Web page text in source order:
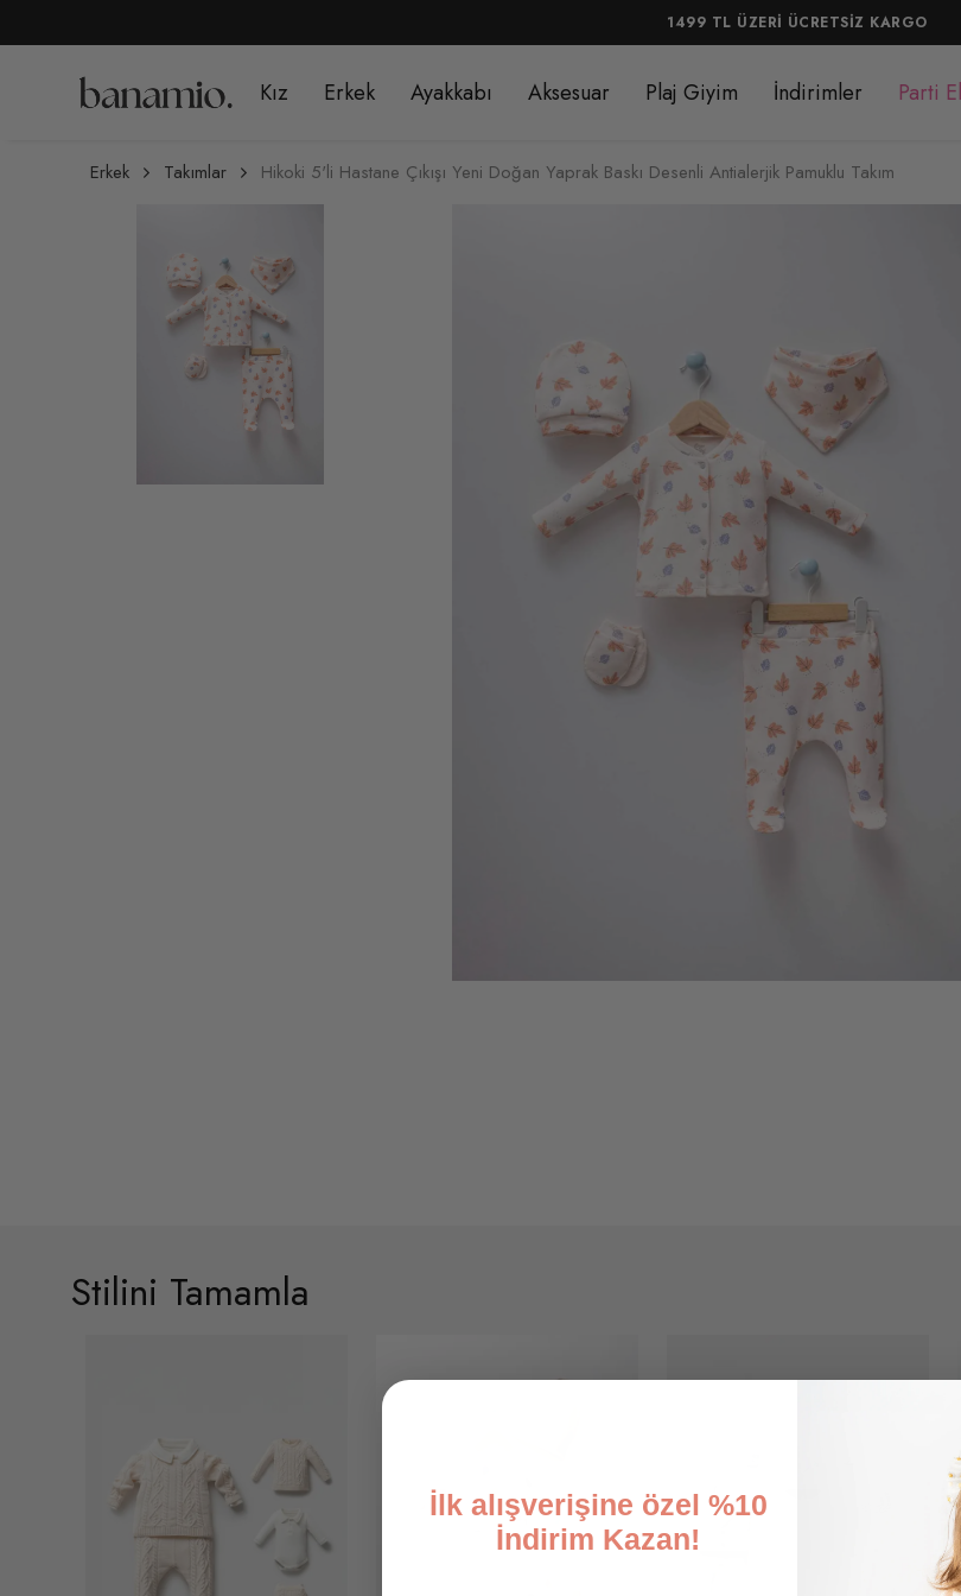
Kız Erkek Ayakkabı Aksesuar Plaj Giyim İndirimler Parti
Erkek Takımlar Hikoki 5'li Hastane Çıkışı Yeni Doğan Yaprak Baskı Desenli Antialerjik Pamuklu Takım
Stilini Tamamla
İlk alışverişine özel %10
İndirim Kazan!